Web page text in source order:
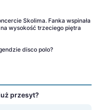
Skolima. Fanka wspinała
wysokość trzeciego piętra
disco polo?
przesyt?